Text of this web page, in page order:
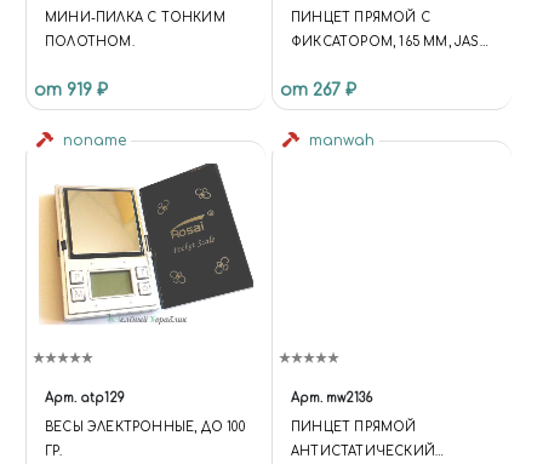
МИНИ-ПИЛКА С ТОНКИМ
ПОЛОТНОМ.
от 919 ₽
ПИНЦЕТ ПРЯМОЙ С
ФИКСАТОРОМ, 165 ММ, JAS
от 267 ₽
noname
Арт. atp129
ВЕСЫ ЭЛЕКТРОННЫЕ, ДО 100
ГР.
manwah
Арт. mw2136
ПИНЦЕТ ПРЯМОЙ
АНТИСТАТИЧЕСКИЙ